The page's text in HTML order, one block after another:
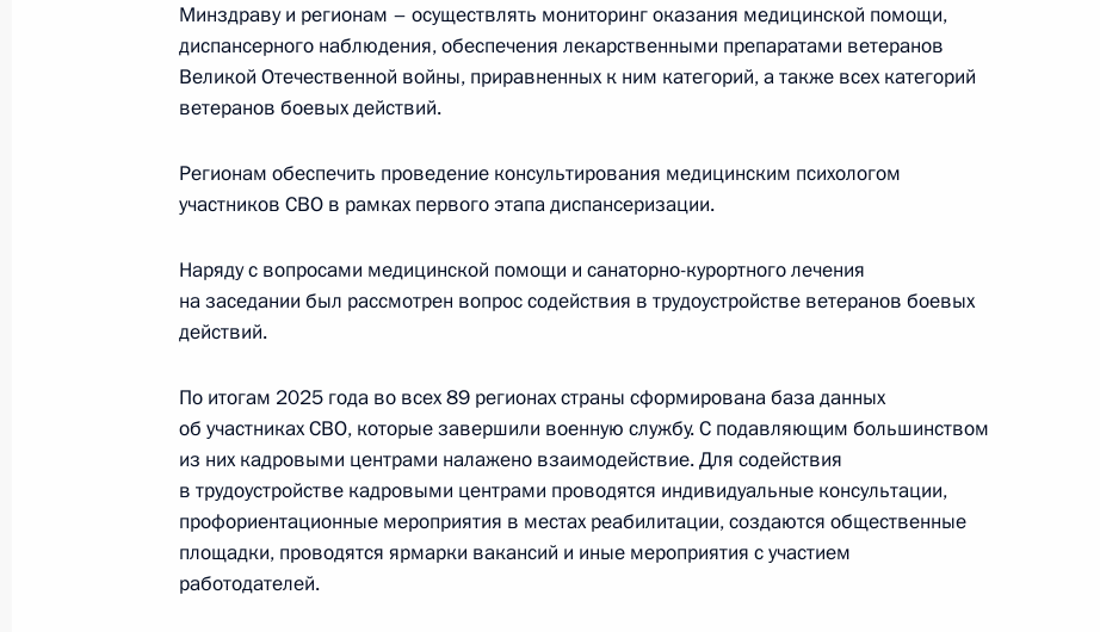
Заседание Национального совета по профессиональным
квалификациям
о целевом обучении на платформе «Работа в России»
8 марта 2026 года, 17:00
Заседание Национального совета по профессиональным
квалификациям
25 февраля 2026 года, 19:00
Минздраву и регионам – осуществлять мониторинг оказания медицинской помощи,
диспансерного наблюдения, обеспечения лекарственными препаратами ветеранов
Великой Отечественной войны, приравненных к ним категорий, а также всех категорий
ветеранов боевых действий.
Регионам обеспечить проведение консультирования медицинским психологом
участников СВО в рамках первого этапа диспансеризации.
Наряду с вопросами медицинской помощи и санаторно-курортного лечения
на заседании был рассмотрен вопрос содействия в трудоустройстве ветеранов боевых
действий.
По итогам 2025 года во всех 89 регионах страны сформирована база данных
об участниках СВО, которые завершили военную службу. С подавляющим большинством
из них кадровыми центрами налажено взаимодействие. Для содействия
в трудоустройстве кадровыми центрами проводятся индивидуальные консультации,
профориентационные мероприятия в местах реабилитации, создаются общественные
площадки, проводятся ярмарки вакансий и иные мероприятия с участием
работодателей.